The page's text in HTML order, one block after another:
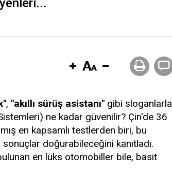
, "akıllı sürüş asistanı" gibi sloganlarla
ne kadar güvenilir? Çin'de 36
en kapsamlı testlerden biri, bu
doğurabileceğini kanıtladı.
en lüks otomobiller bile, basit